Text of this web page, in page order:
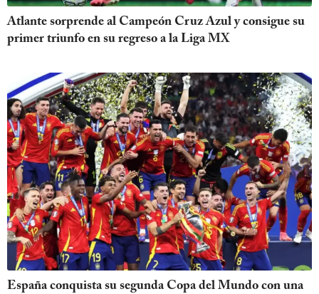
Atlante sorprende al Campeón Cruz Azul y consigue su
primer triunfo en su regreso a la Liga MX
España conquista su segunda Copa del Mundo con una